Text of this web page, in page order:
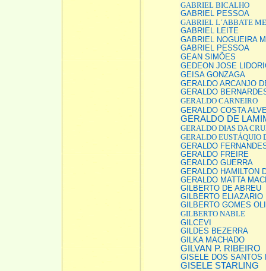
GABRIEL BICALHO
GABRIEL PESSOA
GABRIEL L´ABBATE
GABRIEL LEITE
GABRIEL NOGUEIRA
GABRIEL PESSOA
GEAN SIMÕES
GEDEON JOSE
GEISA GONZAGA
GERALDO ARCANJO
GERALDO
GERALDO CARNEIRO
GERALDO COSTA
GERALDO DE
GERALDO DIAS DA
GERALDO EUSTÁQUIO
GERALDO
GERALDO FREIRE
GERALDO GUERRA
GERALDO HAMILTON
GERALDO MATTA
GILBERTO DE ABREU
GILBERTO ELIAZARIO
GILBERTO GOMES
GILBERTO NABLE
GILCEVI
GILDES BEZERRA
GILKA MACHADO
GILVAN P. RIBEIRO
GISELE DOS SANTOS
GISELE STARLING